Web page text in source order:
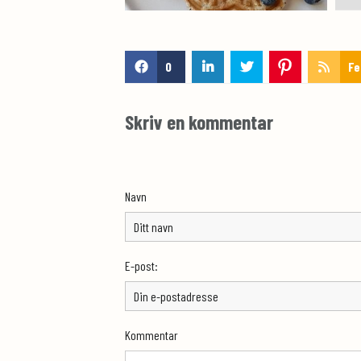
0
Skriv en kommentar
Navn
E-post:
Kommentar